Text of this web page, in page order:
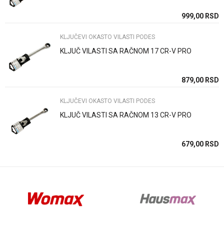
Anti-spam zaštita - izračunajte koliko je 6 - 1 :
POŠALJI
999,00 RSD
KLJUČEVI OKASTO VILASTI PODES
KLJUČ VILASTI SA RAČNOM 17 CR-V PRO
879,00 RSD
KLJUČEVI OKASTO VILASTI PODES
KLJUČ VILASTI SA RAČNOM 13 CR-V PRO
679,00 RSD